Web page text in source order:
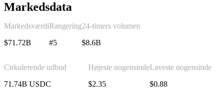
Markedsdata
Markedsværdi
$71.72B
Rangering
#5
24-timers volumen
$8.6B
Cirkulerende udbud
71.74B USDC
Højeste nogensinde
$2.35
Laveste nogensinde
$0.88